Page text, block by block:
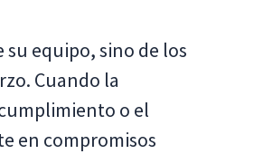
su equipo, sino de los
Cuando la
o el
en compromisos